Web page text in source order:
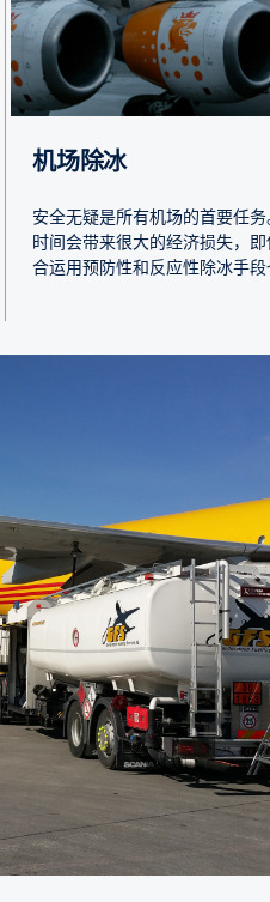
机场除冰
安全无疑是所有机场的首要任
时间会带来很大的经济损失，
合运用预防性和反应性除冰手段